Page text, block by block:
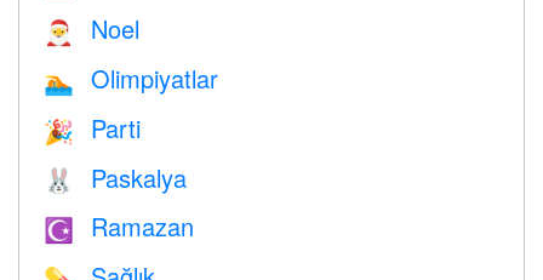
🎅 Noel
🏊 Olimpiyatlar
🎉 Parti
🐰 Paskalya
☪️ Ramazan